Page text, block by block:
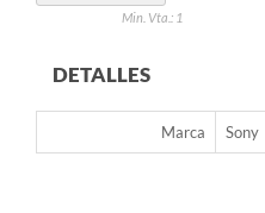
Min. Vta.: 1
DETALLES
Marca Sony